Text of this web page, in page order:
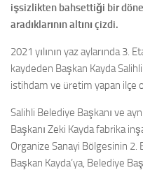
işsizlikten bahsettiği bir
aradıklarının altını çizdi.
2021 yılının yaz aylarında 3.
kaydeden Başkan Kayda
istihdam ve üretim yapan ilçe
Salihli Belediye Başkanı ve
Başkanı Zeki Kayda fabrika
Organize Sanayi Bölgesinin
Başkan Kayda’ya, Belediye